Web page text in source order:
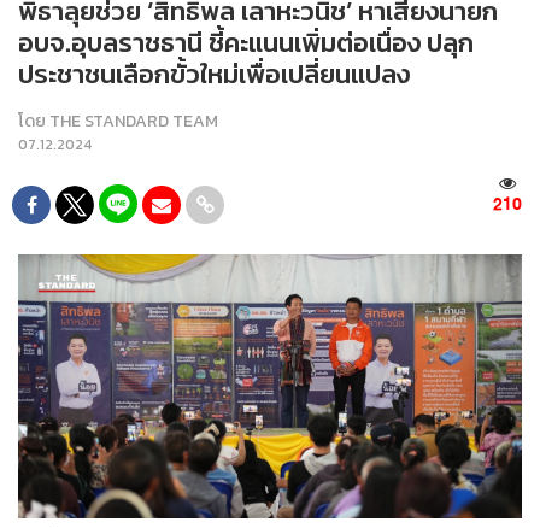
พิธาลุยช่วย ‘สิทธิพล เลาหะวนิช’ หาเสียงนายก
อบจ.อุบลราชธานี ชี้คะแนนเพิ่มต่อเนื่อง ปลุก
ประชาชนเลือกขั้วใหม่เพื่อเปลี่ยนแปลง
โดย THE STANDARD TEAM
07.12.2024
210